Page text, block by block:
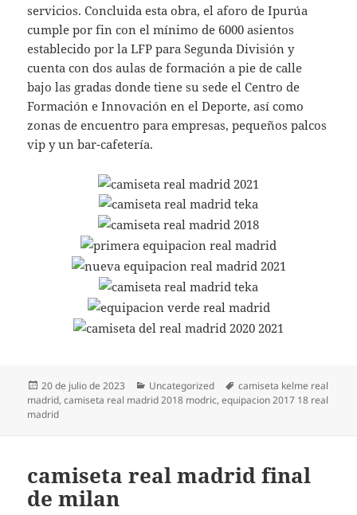
servicios. Concluida esta obra, el aforo de Ipurúa
cumple por fin con el mínimo de 6000 asientos
establecido por la LFP para Segunda División y
cuenta con dos aulas de formación a pie de calle
bajo las gradas donde tiene su sede el Centro de
Formación e Innovación en el Deporte, así como
zonas de encuentro para empresas, pequeños palcos
vip y un bar-cafetería.
Publicado
el
20 de julio de 2023 Categorías
Uncategorized Etiquetas
camiseta kelme real
madrid,camiseta real madrid 2018 modric,equipacion 2017 18 real
madrid
camiseta real madrid final
de milan